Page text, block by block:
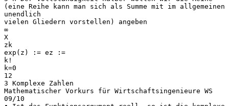
(eine Reihe kann man sich als Summe mit im allgemeinen
unendlich
vielen Gliedern vorstellen) angeben
∞
X
zk
exp(z) := ez :=
k!
k=0
12
3 Komplexe Zahlen
Mathematischer Vorkurs für Wirtschaftsingenieure WS
09/10